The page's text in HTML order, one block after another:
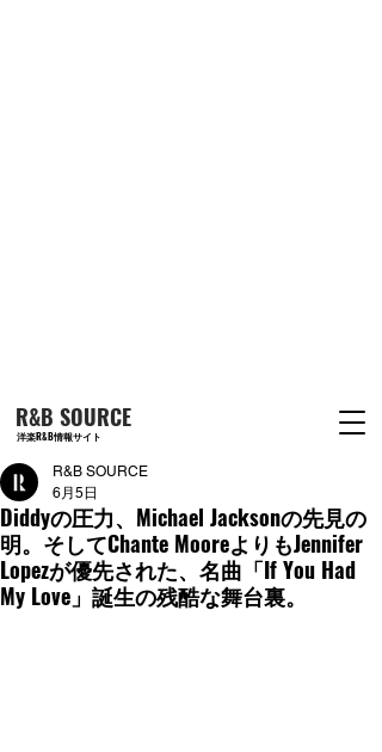
R&B SOURCE
洋楽R&B情報サイト
Diddyの圧力、Michael Jacksonの先見の
明。そしてChante MooreよりもJennifer
Lopezが優先された、名曲「If You Had
My Love」誕生の残酷な舞台裏。
R&B SOURCE
6月5日